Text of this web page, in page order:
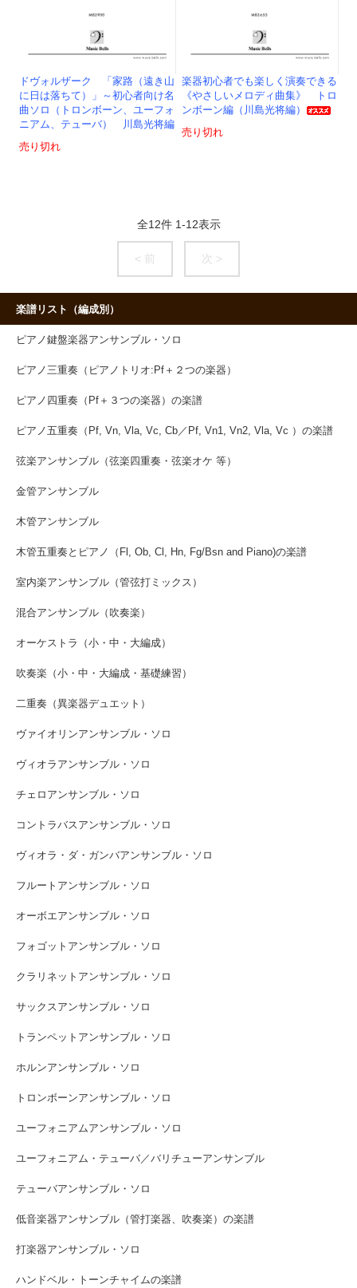
ドヴォルザーク 「家路（遠き山
に日は落ちて）」～初心者向け名
曲ソロ（トロンボーン、ユーフォ
ニアム、テューバ） 川島光将編
売り切れ
楽器初心者でも楽しく演奏できる
《やさしいメロディ曲集》 トロ
ンボーン編（川島光将編）
売り切れ
全12件 1-12表示
< 前 次 >
楽譜リスト（編成別）
ピアノ鍵盤楽器アンサンブル・ソロ
ピアノ三重奏（ピアノトリオ:Pf＋２つの楽器）
ピアノ四重奏（Pf＋３つの楽器）の楽譜
ピアノ五重奏（Pf, Vn, Vla, Vc, Cb／Pf, Vn1, Vn2, Vla, Vc ）の楽譜
弦楽アンサンブル（弦楽四重奏・弦楽オケ 等）
金管アンサンブル
木管アンサンブル
木管五重奏とピアノ（Fl, Ob, Cl, Hn, Fg/Bsn and Piano)の楽譜
室内楽アンサンブル（管弦打ミックス）
混合アンサンブル（吹奏楽）
オーケストラ（小・中・大編成）
吹奏楽（小・中・大編成・基礎練習）
二重奏（異楽器デュエット）
ヴァイオリンアンサンブル・ソロ
ヴィオラアンサンブル・ソロ
チェロアンサンブル・ソロ
コントラバスアンサンブル・ソロ
ヴィオラ・ダ・ガンバアンサンブル・ソロ
フルートアンサンブル・ソロ
オーボエアンサンブル・ソロ
フォゴットアンサンブル・ソロ
クラリネットアンサンブル・ソロ
サックスアンサンブル・ソロ
トランペットアンサンブル・ソロ
ホルンアンサンブル・ソロ
トロンボーンアンサンブル・ソロ
ユーフォニアムアンサンブル・ソロ
ユーフォニアム・テューバ／バリチューアンサンブル
テューバアンサンブル・ソロ
低音楽器アンサンブル（管打楽器、吹奏楽）の楽譜
打楽器アンサンブル・ソロ
ハンドベル・トーンチャイムの楽譜